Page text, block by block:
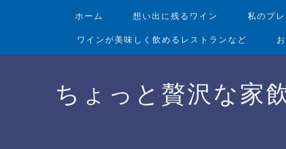
ホーム 想い出に残るワイン 私のプ
ワインが美味しく飲めるレストランなど
ちょっと贅沢な家